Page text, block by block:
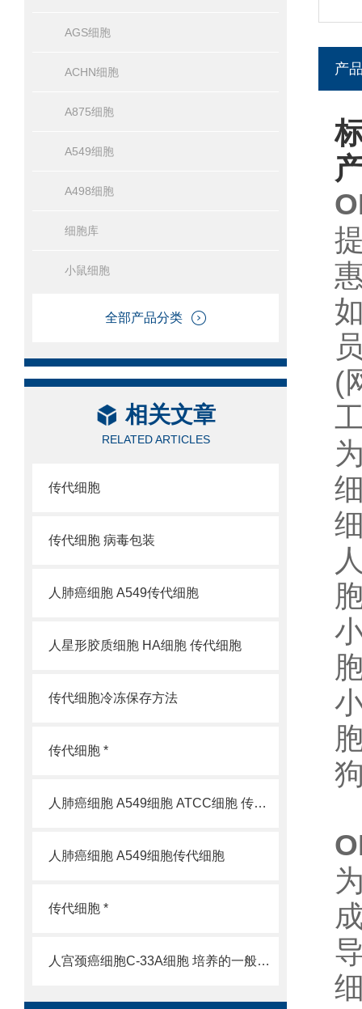
AGS细胞
ACHN细胞
A875细胞
A549细胞
A498细胞
细胞库
小鼠细胞
全部产品分类
相关文章
RELATED ARTICLES
传代细胞
传代细胞 病毒包装
人肺癌细胞 A549传代细胞
人星形胶质细胞 HA细胞 传代细胞
传代细胞冷冻保存方法
传代细胞 *
人肺癌细胞 A549细胞 ATCC细胞 传代细胞
人肺癌细胞 A549细胞传代细胞
传代细胞 *
人宫颈癌细胞C-33A细胞 培养的一般过程
产
(